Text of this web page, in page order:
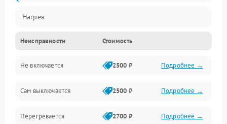
Нагрев
Неисправности Стоимость
Не включается 2500 ₽ Подробнее →
Сам выключается 2500 ₽ Подробнее →
Перегревается 2700 ₽ Подробнее →